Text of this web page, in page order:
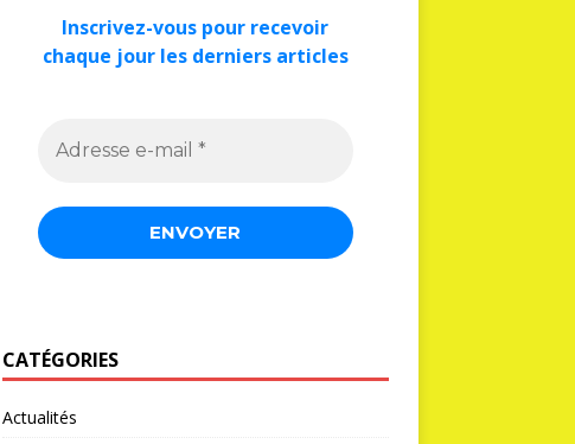
Inscrivez-vous pour recevoir
chaque jour les derniers articles
CATÉGORIES
Actualités